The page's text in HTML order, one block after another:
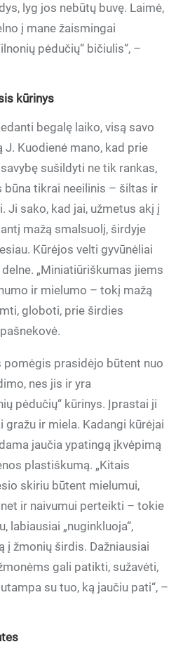
lyg jos nebūtų buvę. Laimė,
į mane žaismingai
pėdučių“ bičiulis“, –
kūrinys
begalę laiko, visą savo
Kuodienė mano, kad prie
sušildyti ne tik rankas,
tikrai neeilinis – šiltas ir
Ji sako, kad jai, užmetus akį į
mažą smalsuolį, širdyje
Kūrėjos velti gyvūnėliai
„Miniatiūriškumas jiems
ir mielumo – tokį mažą
globoti, prie širdies
pomėgis prasidėjo būtent nuo
nes jis ir yra
pėdučių“ kūrinys. Įprastai ji
gražu ir miela. Kadangi kūrėjai
jaučia ypatingą įkvėpimą
plastiškumą. „Kitais
skiriu būtent mielumui,
ir naivumui perteikti – tokie
labiausiai „nuginkluoja“,
į žmonių širdis. Dažniausiai
gali patikti, sužavėti,
su tuo, ką jaučiu pati“, –